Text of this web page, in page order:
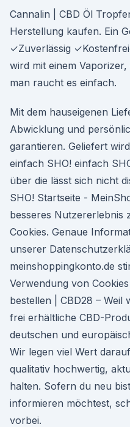
Cannalin | CBD Öl
Herstellung kaufen. Ein
✓Zuverlässig
wird mit einem
man raucht es einfach.
Mit dem hauseigenen
Abwicklung und
garantieren. Geliefert
einfach SHO! einfach
über die lässt sich nicht
SHO! Startseite -
besseres Nutzererlebnis
Cookies. Genaue
unserer
meinshoppingkonto.de
Verwendung von
bestellen | CBD28 –
frei erhältliche CBD-
deutschen und
Wir legen viel Wert
qualitativ hochwertig,
halten. Sofern du neu
informieren möchtest,
vorbei.